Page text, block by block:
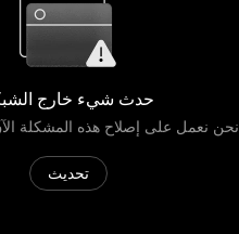
حدث شيء خارج
نحن نعمل على إصلاح هذه المشكلة
تحديث